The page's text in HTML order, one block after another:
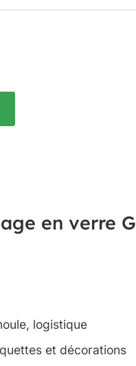
logistique
et décorations